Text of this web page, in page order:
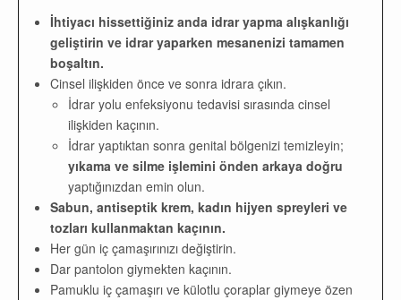
İhtiyacı hissettiğiniz anda idrar yapma alışkanlığı
geliştirin ve idrar yaparken mesanenizi tamamen
boşaltın.
Cinsel ilişkiden önce ve sonra idrara çıkın.
İdrar yolu enfeksiyonu tedavisi sırasında cinsel
ilişkiden kaçının.
İdrar yaptıktan sonra genital bölgenizi temizleyin;
yıkama ve silme işlemini önden arkaya doğru
yaptığınızdan emin olun.
Sabun, antiseptik krem, kadın hijyen spreyleri ve
tozları kullanmaktan kaçının.
Her gün iç çamaşırınızı değiştirin.
Dar pantolon giymekten kaçının.
Pamuklu iç çamaşırı ve külotlu çoraplar giymeye özen